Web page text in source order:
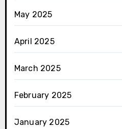
May 2025
April 2025
March 2025
February 2025
January 2025